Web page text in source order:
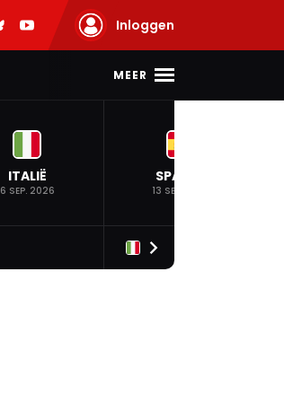
Inloggen
MEER
ITALIË
6 SEP. 2026
SPANJE
13 SEP. 2026